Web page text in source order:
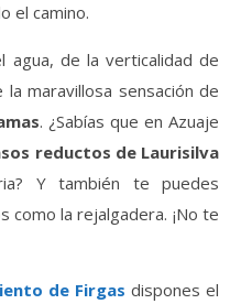
el camino.
agua, de la verticalidad de
maravillosa sensación de
. ¿Sabías que en Azuaje
reductos de Laurisilva
Y también te puedes
como la rejalgadera. ¡No te
de Firgas dispones el